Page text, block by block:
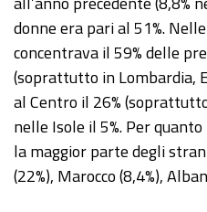
donne era pari al 51%.
concentrava il 59% delle
(soprattutto in Lombardia,
al Centro il 26%
nelle Isole il 5%. Per
la maggior parte degli
(22%), Marocco (8,4%),